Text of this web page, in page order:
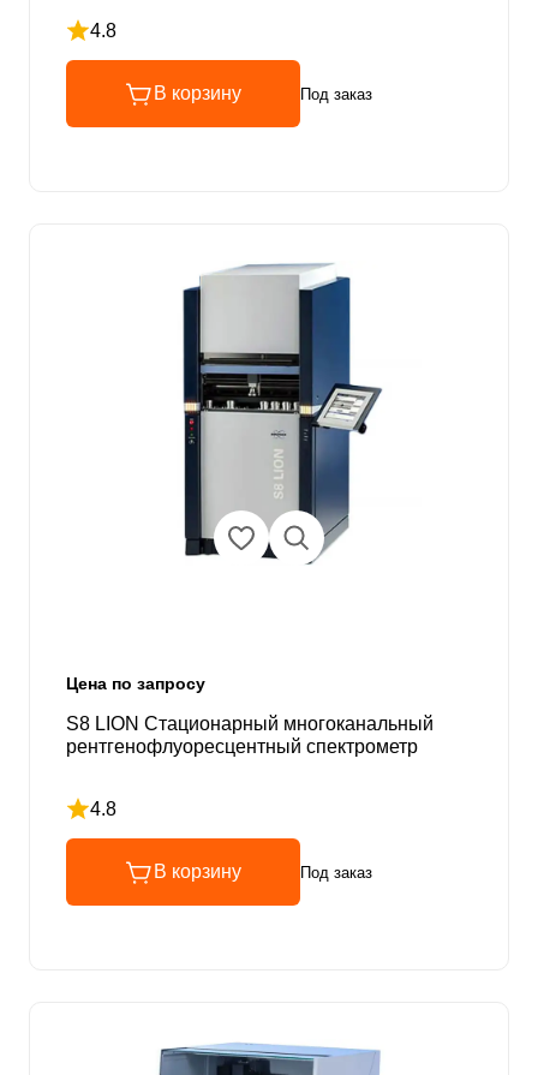
4.8
Рейтинг 4.8 из 5
В корзину Под заказ
Цена по запросу
S8 LION Стационарный многоканальный
рентгенофлуоресцентный спектрометр
4.8
Рейтинг 4.8 из 5
В корзину Под заказ